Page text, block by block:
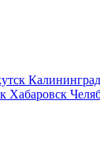
Калининград
Хабаровск